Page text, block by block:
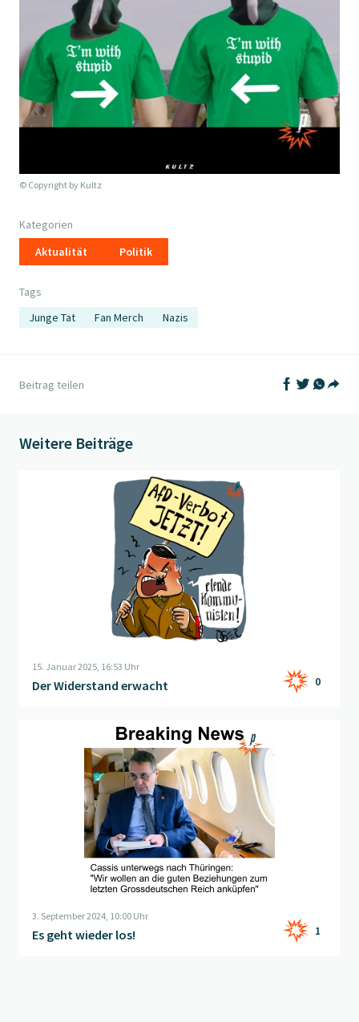
© Copyright by Kultz
Kategorien
Aktualität
Politik
Tags
Junge Tat
Fan Merch Nazis
Beitrag teilen Auf Facebook
AufAuf
Weitere Beiträge
Der Widerstand erwacht" öffnen
15. Januar 2025, 16:53 Uhr
Der Widerstand erwacht 0
Es geht wieder los!" öffnen
3. September 2024, 10:00 Uhr
Es geht wieder los! 1